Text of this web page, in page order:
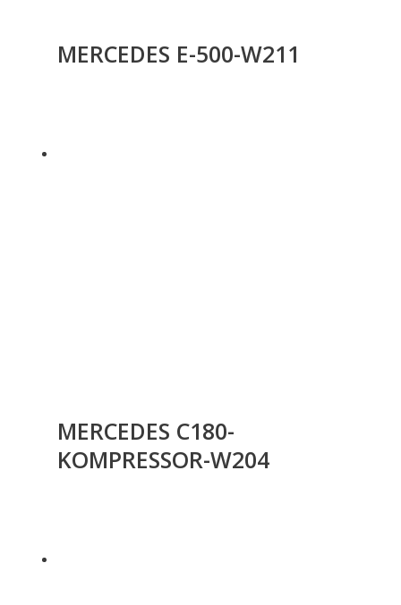
MERCEDES E-500-W211
MERCEDES C180-
KOMPRESSOR-W204